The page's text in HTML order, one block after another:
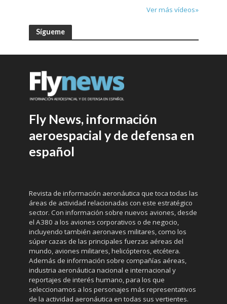
Ver más vídeos»
Sígueme
Fly News, información
aeroespacial y de defensa en
español
Revista de información aeronáutica que toca todas las
áreas de actividad relacionadas con este estratégico
sector. Con información sobre nuevos aviones, desde
el A380 a los aviones corporativos o de negocio,
incluyendo también aeronaves militares, como los
súper cazas de las principales fuerzas aéreas del
mundo, aviones militares, helicópteros, etcétera.
Además de información sobre compañías aéreas,
industria aeronáutica nacional e internacional y
reportajes de interés humano, para los que
seleccionamos a los personajes más representativos
de la actividad aeronáutica en todas sus vertientes.